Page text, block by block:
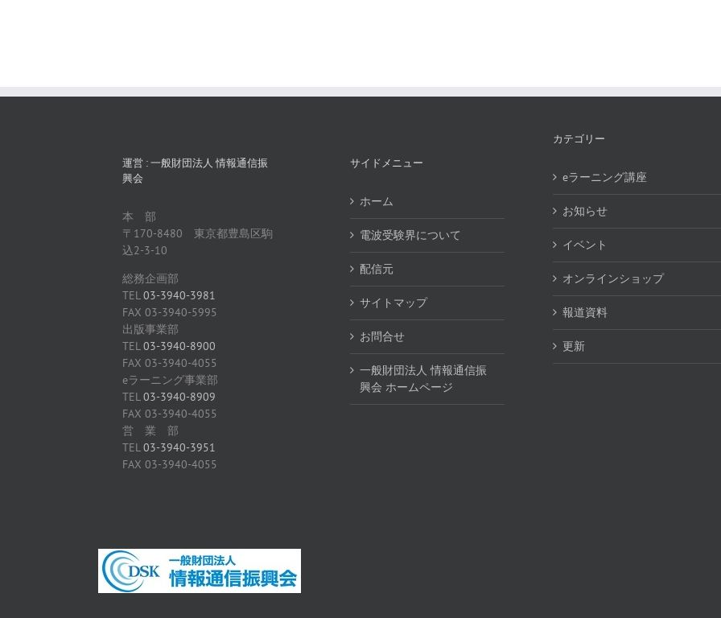
運営 : 一般財団法人 情報通信振
興会
本 部
〒170-8480 東京都豊島区駒
込2-3-10
総務企画部
TEL03-3940-3981
FAX 03-3940-5995
出版事業部
TEL03-3940-8900
FAX 03-3940-4055
eラーニング事業部
TEL03-3940-8909
FAX 03-3940-4055
営 業 部
TEL03-3940-3951
FAX 03-3940-4055
サイドメニュー
ホーム
電波受験界について
配信元
サイトマップ
お問合せ
一般財団法人 情報通信振
興会 ホームページ
カテゴリー
eラーニング講座
お知らせ
イベント
オンラインショップ
報道資料
更新